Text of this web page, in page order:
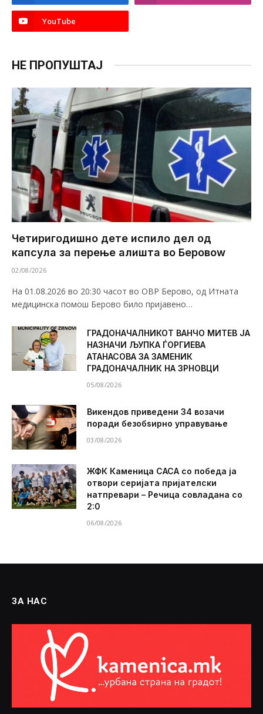
YouTube
НЕ ПРОПУШТАЈ
Четиригодишно дете испило дел од
капсула за перење алишта во Беровоw
02/08/2026
На 01.08.2026 во 20:30 часот во ОВР Берово, од Итната
медицинска помош Берово било пријавено…
ГРАДОНАЧАЛНИКОТ ВАНЧО МИТЕВ ЈА
НАЗНАЧИ ЉУПКА ЃОРГИЕВА
АТАНАСОВА ЗА ЗАМЕНИК
ГРАДОНАЧАЛНИК НА ЗРНОВЦИ
05/08/2026
Викендов приведени 34 возачи
поради безобѕирно управување
03/08/2026
ЖФК Каменица САСА со победа ја
отвори серијата пријателски
натпревари – Речица совладана со
2:0
06/08/2026
ЗА НАС